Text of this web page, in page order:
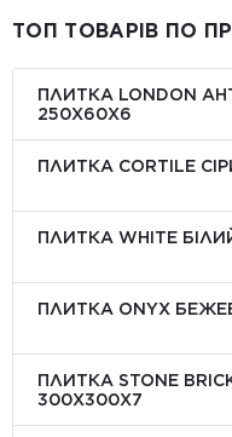
ТОП ТОВАРІВ ПО
ПЛИТКА LONDON
250Х60Х6
ПЛИТКА CORTILE
ПЛИТКА WHITE
ПЛИТКА ONYX
ПЛИТКА STONE
300Х300X7